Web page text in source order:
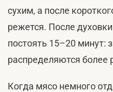
сухим, а после
режется. После
постоять 15–20 минут:
распределяются более
Когда мясо немного